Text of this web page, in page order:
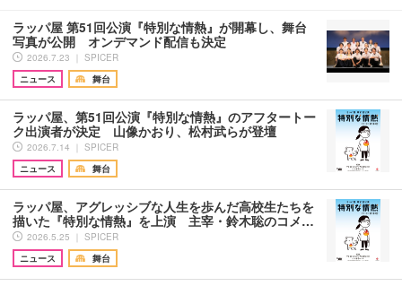
ラッパ屋 第51回公演『特別な情熱』が開幕し、舞台
写真が公開 オンデマンド配信も決定
2026.7.23 ｜ SPICER
ニュース
舞台
ラッパ屋、第51回公演『特別な情熱』のアフタートー
ク出演者が決定 山像かおり、松村武らが登壇
2026.7.14 ｜ SPICER
ニュース
舞台
ラッパ屋、アグレッシブな人生を歩んだ高校生たちを
描いた『特別な情熱』を上演 主宰・鈴木聡のコメ…
2026.5.25 ｜ SPICER
ニュース
舞台